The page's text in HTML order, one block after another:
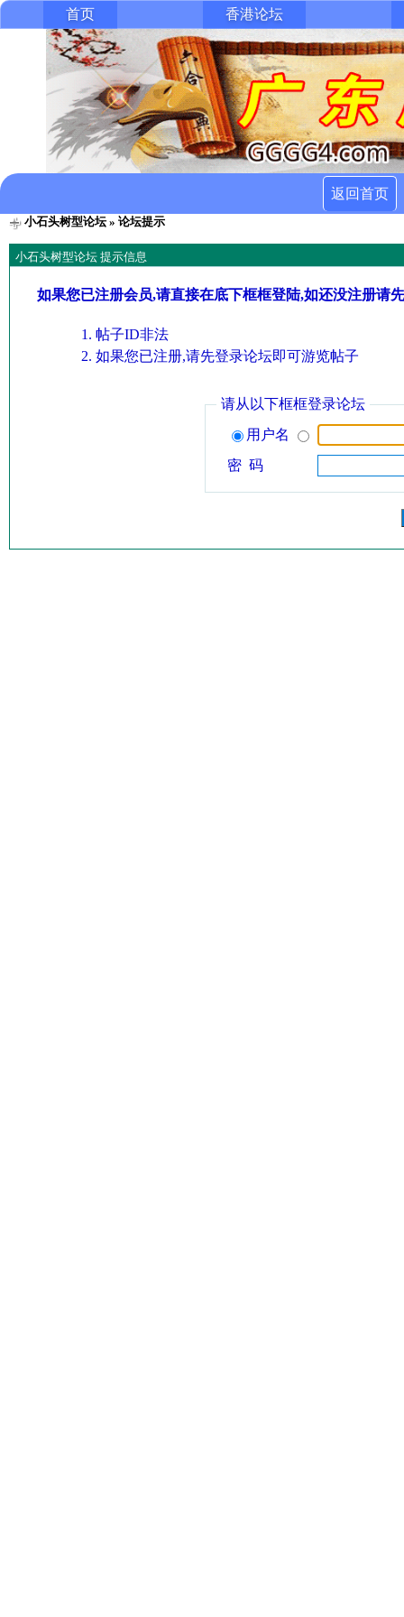
首页 香港论坛
返回首页
小石头树型论坛» 论坛提示
小石头树型论坛 提示信息
如果您已注册会员,请直接在底下框框登陆,如还没注册请
帖子ID非法
如果您已注册,请先登录论坛即可游览帖子
请从以下框框登录论坛
用户名
密 码